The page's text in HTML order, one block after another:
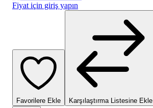
Fiyat için giriş yapın
Favorilere Ekle Karşılaştırma Listesine Ekle